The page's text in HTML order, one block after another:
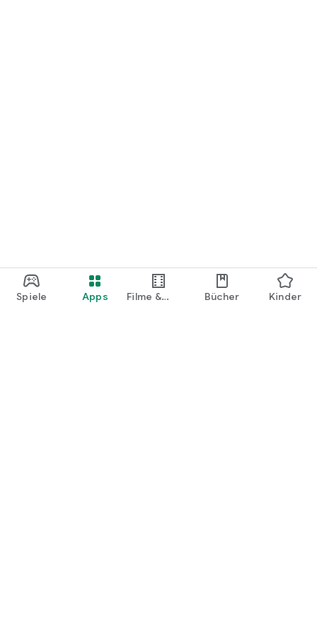
Spiele Apps
Filme &
Bücher Kinder